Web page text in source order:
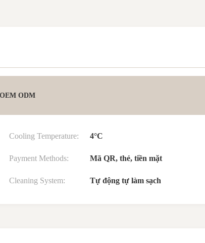
ODM
Cooling Temperature: 4°C
Payment Methods: Mã QR, thẻ, tiền mặt
Cleaning System: Tự động tự làm sạch